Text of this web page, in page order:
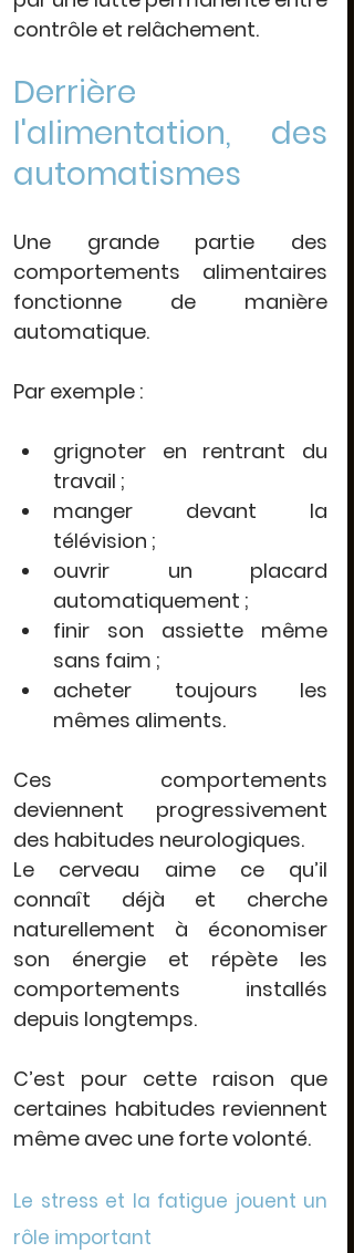
contrôle et relâchement.
Derrière
l'alimentation, des
automatismes
Une grande partie des
comportements alimentaires
fonctionne de manière
automatique.
Par exemple :
grignoter en rentrant du
travail ;
manger devant la
télévision ;
ouvrir un placard
automatiquement ;
finir son assiette même
sans faim ;
acheter toujours les
mêmes aliments.
Ces comportements
deviennent progressivement
des habitudes neurologiques.
Le cerveau aime ce qu’il
connaît déjà et cherche
naturellement à économiser
son énergie et répète les
comportements installés
depuis longtemps.
C’est pour cette raison que
certaines habitudes reviennent
même avec une forte volonté.
Le stress et la fatigue jouent un
rôle important